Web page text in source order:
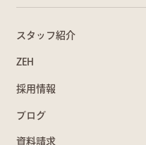
スタッフ紹介
ZEH
採用情報
ブログ
資料請求